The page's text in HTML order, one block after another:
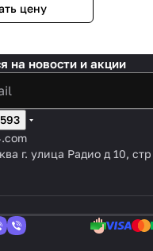
цену
на новости и акции
г. улица Радио д 10,